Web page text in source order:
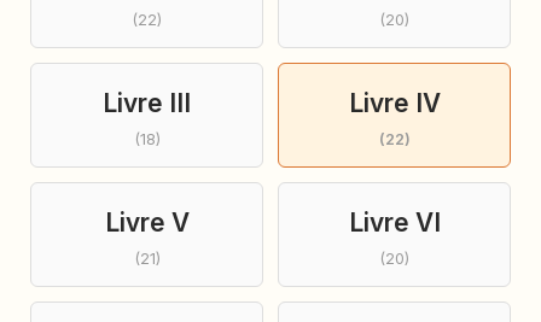
(22) (20)
Livre III
(18)
Livre IV
(22)
Livre V
(21)
Livre VI
(20)